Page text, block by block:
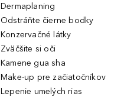
Dermaplaning
Odstráňte čierne bodky
Konzervačné látky
Zväčšite si oči
Kamene gua sha
Make-up pre začiatočníkov
Lepenie umelých rias